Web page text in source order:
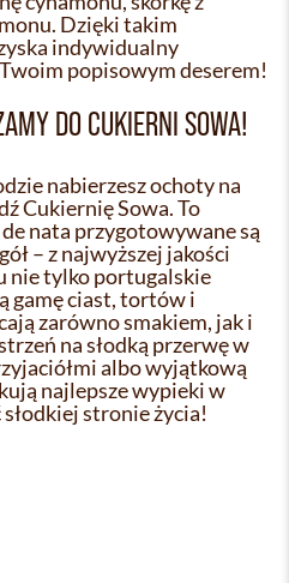
Dzięki takim
indywidualny
popisowym deserem!
DO CUKIERNI SOWA!
nabierzesz ochoty na
Cukiernię Sowa. To
nata przygotowywane są
– z najwyższej jakości
nie tylko portugalskie
gamę ciast, tortów i
zarówno smakiem, jak i
na słodką przerwę w
albo wyjątkową
najlepsze wypieki w
stronie życia!